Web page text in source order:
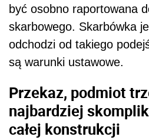
być osobno raportowana
skarbowego. Skarbówka
odchodzi od takiego
są warunki ustawowe.
Przekaz, podmiot
najbardziej
całej konstrukcji